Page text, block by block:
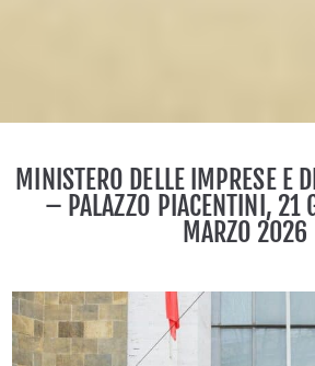
MINISTERO DELLE IMPRESE E
– PALAZZO PIACENTINI, 21
MARZO 2026